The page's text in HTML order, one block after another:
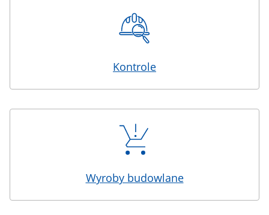
Kontrole
Wyroby budowlane